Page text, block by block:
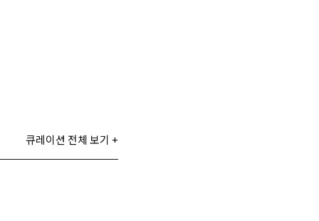
큐레이션 전체 보기 +